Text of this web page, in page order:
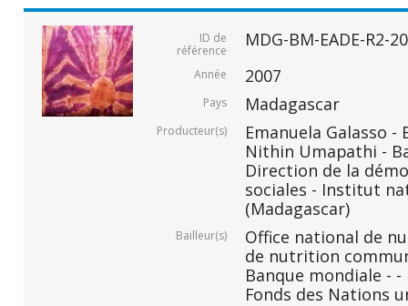
ID de
référence
MDG-BM-EADE-R2-
Année 2007
Pays Madagascar
Producteur(s)
Emanuela Galasso -
Nithin Umapathi -
Direction de la
sociales - Institut
(Madagascar)
Bailleur(s)
Office national de
de nutrition
Banque mondiale - -
Fonds des Nations